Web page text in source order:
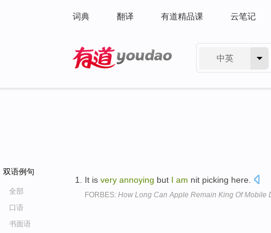
词典 翻译 有道精品课 云笔记
中英
双语例句
全部
口语
书面语
It is very annoying but I am nit picking here.
FORBES: How Long Can Apple Remain King Of Mobile